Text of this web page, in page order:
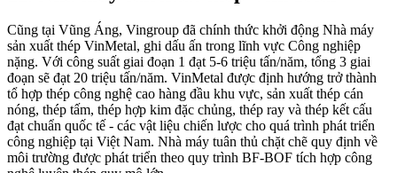
Cũng tại Vũng Áng, Vingroup đã chính thức khởi động Nhà máy
sản xuất thép VinMetal, ghi dấu ấn trong lĩnh vực Công nghiệp
nặng. Với công suất giai đoạn 1 đạt 5-6 triệu tấn/năm, tổng 3 giai
đoạn sẽ đạt 20 triệu tấn/năm. VinMetal được định hướng trở thành
tổ hợp thép công nghệ cao hàng đầu khu vực, sản xuất thép cán
nóng, thép tấm, thép hợp kim đặc chủng, thép ray và thép kết cấu
đạt chuẩn quốc tế - các vật liệu chiến lược cho quá trình phát triển
công nghiệp tại Việt Nam. Nhà máy tuân thủ chặt chẽ quy định về
môi trường được phát triển theo quy trình BF-BOF tích hợp công